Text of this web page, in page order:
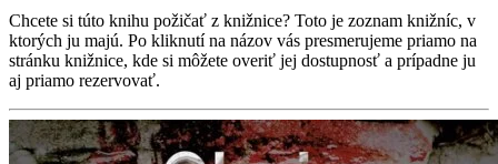
Chcete si túto knihu požičať z knižnice? Toto je zoznam knižníc, v
ktorých ju majú. Po kliknutí na názov vás presmerujeme priamo na
stránku knižnice, kde si môžete overiť jej dostupnosť a prípadne ju
aj priamo rezervovať.